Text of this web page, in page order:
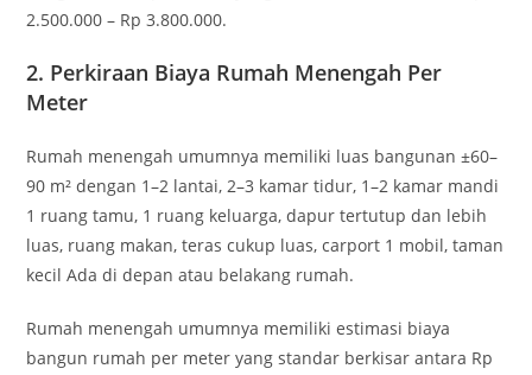
2.500.000 – Rp 3.800.000.
2. Perkiraan Biaya Rumah Menengah Per
Meter
Rumah menengah umumnya memiliki luas bangunan ±60–
90 m² dengan 1–2 lantai, 2–3 kamar tidur, 1–2 kamar mandi
1 ruang tamu, 1 ruang keluarga, dapur tertutup dan lebih
luas, ruang makan, teras cukup luas, carport 1 mobil, taman
kecil Ada di depan atau belakang rumah.
Rumah menengah umumnya memiliki estimasi biaya
bangun rumah per meter yang standar berkisar antara Rp